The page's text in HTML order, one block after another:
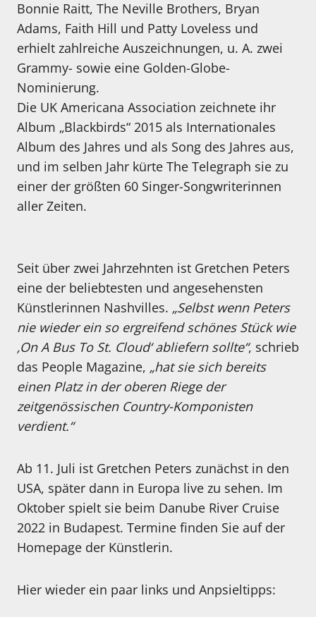
Bonnie Raitt, The Neville Brothers, Bryan
Adams, Faith Hill und Patty Loveless und
erhielt zahlreiche Auszeichnungen, u. A. zwei
Grammy- sowie eine Golden-Globe-
Nominierung.
Die UK Americana Association zeichnete ihr
Album „Blackbirds“ 2015 als Internationales
Album des Jahres und als Song des Jahres aus,
und im selben Jahr kürte The Telegraph sie zu
einer der größten 60 Singer-Songwriterinnen
aller Zeiten.
Seit über zwei Jahrzehnten ist Gretchen Peters
eine der beliebtesten und angesehensten
Künstlerinnen Nashvilles. „Selbst wenn Peters
nie wieder ein so ergreifend schönes Stück wie
‚On A Bus To St. Cloud‘ abliefern sollte“, schrieb
das People Magazine, „hat sie sich bereits
einen Platz in der oberen Riege der
zeitgenössischen Country-Komponisten
verdient.“
Ab 11. Juli ist Gretchen Peters zunächst in den
USA, später dann in Europa live zu sehen. Im
Oktober spielt sie beim Danube River Cruise
2022 in Budapest. Termine finden Sie auf der
Homepage der Künstlerin.
Hier wieder ein paar links und Anpsieltipps: